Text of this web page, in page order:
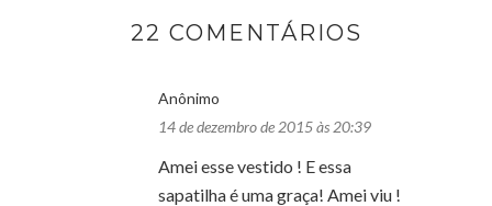
22 COMENTÁRIOS
Anônimo
14 de dezembro de 2015 às 20:39
Amei esse vestido ! E essa
sapatilha é uma graça! Amei viu !